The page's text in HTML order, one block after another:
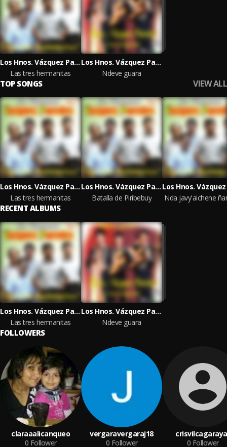
Los Hnos. Vázquez Paredes
Las tres hermanitas
Los Hnos. Vázquez Paredes
Ndeve guara
TOP SONGS VIEW ALL
Los Hnos. Vázquez Paredes
Las tres hermanitas
Los Hnos. Vázquez Paredes
Batalla de Piribebuy
RECENT ALBUMS
Los Hnos. Vázquez Paredes
Las tres hermanitas
Los Hnos. Vázquez Paredes
Ndeve guara
FOLLOWERS
claraaalicanqueo
0 Follower
vergaravergaraj18
0 Follower
0 Follower